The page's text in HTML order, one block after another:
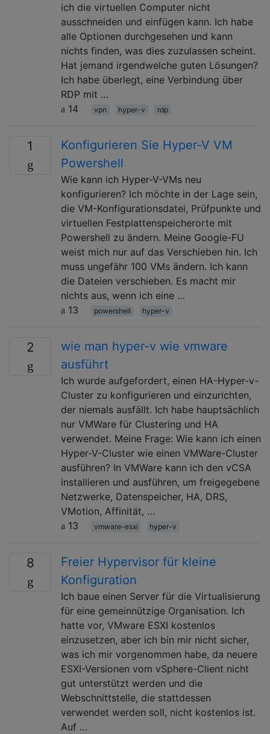
ich die virtuellen Computer nicht
ausschneiden und einfügen kann. Ich habe
alle Optionen durchgesehen und kann
nichts finden, was dies zuzulassen scheint.
Hat jemand irgendwelche guten Lösungen?
Ich habe überlegt, eine Verbindung über
RDP mit …
14
vpn hyper-v rdp
1
Konfigurieren Sie Hyper-V VM
Powershell
Wie kann ich Hyper-V-VMs neu
konfigurieren? Ich möchte in der Lage sein,
die VM-Konfigurationsdatei, Prüfpunkte und
virtuellen Festplattenspeicherorte mit
Powershell zu ändern. Meine Google-FU
weist mich nur auf das Verschieben hin. Ich
muss ungefähr 100 VMs ändern. Ich kann
die Dateien verschieben. Es macht mir
nichts aus, wenn ich eine …
13
powershell hyper-v
2
wie man hyper-v wie vmware
ausführt
Ich wurde aufgefordert, einen HA-Hyper-v-
Cluster zu konfigurieren und einzurichten,
der niemals ausfällt. Ich habe hauptsächlich
nur VMWare für Clustering und HA
verwendet. Meine Frage: Wie kann ich einen
Hyper-V-Cluster wie einen VMWare-Cluster
ausführen? In VMWare kann ich den vCSA
installieren und ausführen, um freigegebene
Netzwerke, Datenspeicher, HA, DRS,
VMotion, Affinität, …
13
vmware-esxi hyper-v
8
Freier Hypervisor für kleine
Konfiguration
Ich baue einen Server für die Virtualisierung
für eine gemeinnützige Organisation. Ich
hatte vor, VMware ESXI kostenlos
einzusetzen, aber ich bin mir nicht sicher,
was ich mir vorgenommen habe, da neuere
ESXI-Versionen vom vSphere-Client nicht
gut unterstützt werden und die
Webschnittstelle, die stattdessen
verwendet werden soll, nicht kostenlos ist.
Auf …